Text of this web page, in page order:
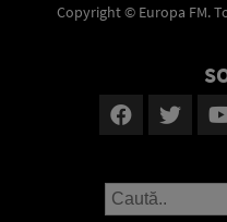
Copyright © Europa FM.